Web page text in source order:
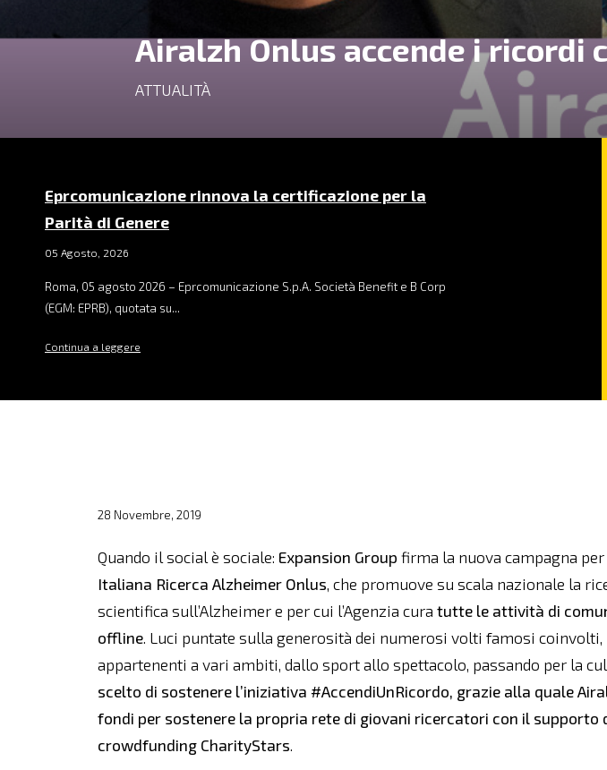
Airalzh Onlus accende i ricordi
ATTUALITÀ
Eprcomunicazione rinnova la certificazione per la
Parità di Genere
05 Agosto, 2026
Roma, 05 agosto 2026 – Eprcomunicazione S.p.A. Società Benefit e B Corp
(EGM: EPRB), quotata su...
Continua a leggere
28 Novembre, 2019
Quando il social è sociale: Expansion Group firma la nuova campagna
Italiana Ricerca Alzheimer Onlus, che promuove su scala nazionale la
scientifica sull’Alzheimer e per cui l’Agenzia curatutte le attività di
offline. Luci puntate sulla generosità dei numerosi volti famosi coinvolti,
appartenenti a vari ambiti, dallo sport allo spettacolo, passando per la
scelto di sostenere l’iniziativa #AccendiUnRicordo, grazie alla quale
fondi per sostenere la propria rete di giovani ricercatori con il
crowdfunding CharityStars.